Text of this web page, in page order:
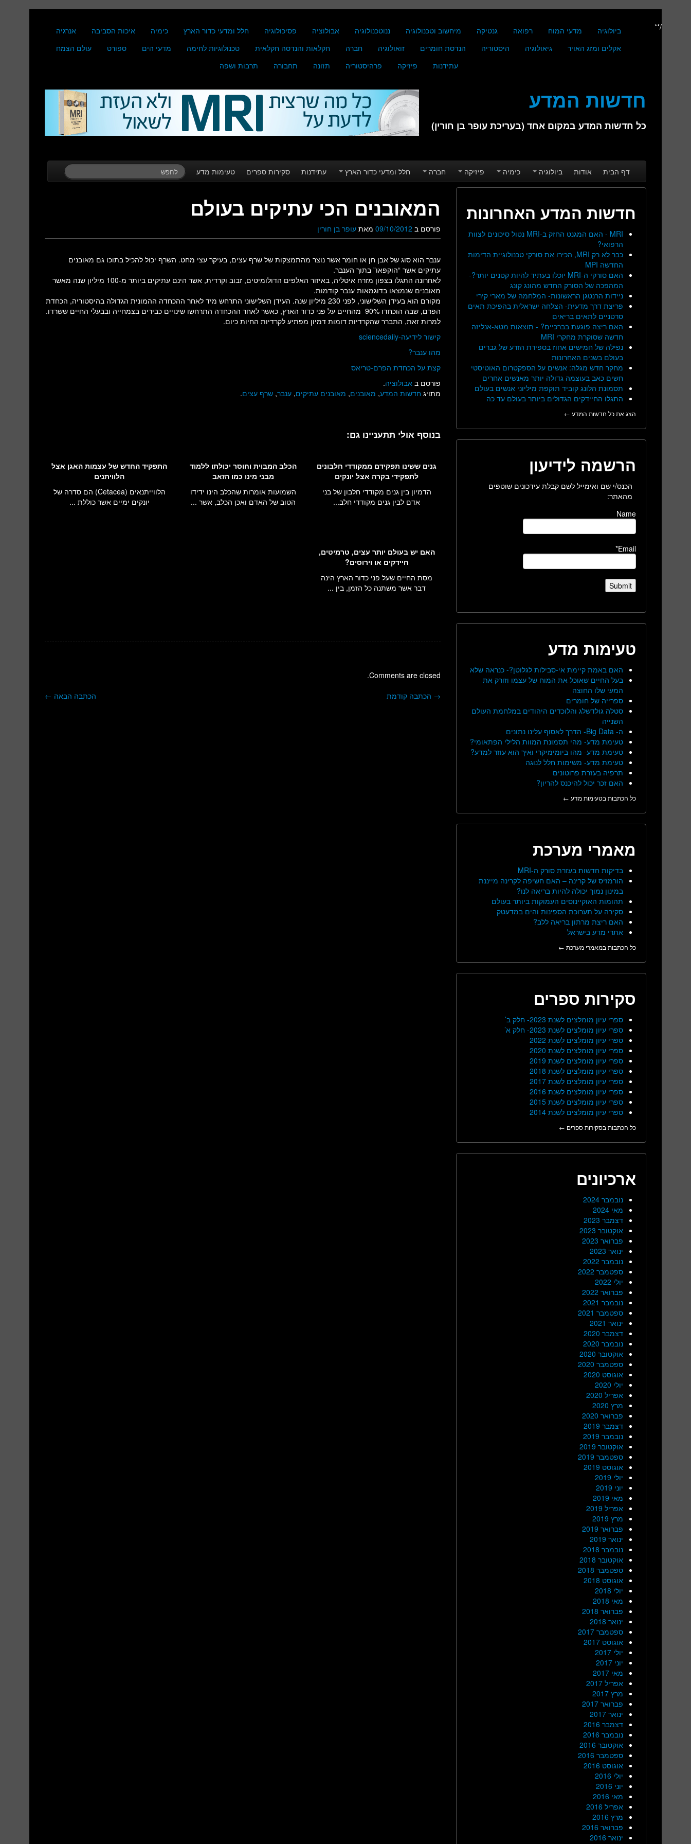
ביולוגיה מדעי המוח רפואה גנטיקה מיחשוב וטכנולוגיה ננוטכנולוגיה אבולוציה פסיכולוגיה חלל ומדעי כדור הארץ כימיה איכות הסביבה
אנרגיה
אקלים ומזג האויר
גיאולוגיה היסטוריה הנדסת חומרים זואולוגיה חברה חקלאות והנדסה חקלאית טכנולוגיות לחימה מדעי הים ספורט
עולם הצמח
עתידנות
פיזיקה פרהיסטוריה תזונה תחבורה תרבות ושפה
חדשות המדע
כל חדשות המדע במקום אחד (בעריכת עופר בן חורין)
Main menu
דף הבית אודות ביולוגיה כימיה פיזיקה חברה חלל ומדעי כדור הארץ עתידנות סקירות ספרים טעימות מדע
המאובנים הכי עתיקים בעולם
פורסם ב 09/10/2012 מאת עופר בן חורין
ענבר הוא סוג של אבן חן או חומר אשר נוצר מהתמצקות של שרף עצים, בעיקר עצי מחט. השרף יכול להכיל בתוכו גם מאובנים
עתיקים אשר “הוקפאו” בתוך הענבר.
לאחרונה התגלו בצפון מזרח איטליה, באיזור האלפים הדולומיטים, זבוב וקרדית, אשר הינם עתיקים ביותר מ-100 מיליון שנה מאשר
מאובנים שנמצאו בדוגמאות ענבר קודמות.
מקורם הוא בעידן השלישוני, לפני 230 מיליון שנה. העידן השלישוני התרחש מיד לאחר ההכחדה ההמונית הגדולה בהיסטוריה, הכחדת
הפרם, שבה הוכחדו 90% מהחיים על פני כדור הארץ, כאשר לאחר ההכחדה התרחשו שינויים כבירים בצמחייה ובבעלי החיים ששרדו.
למרות זאת, התברר שהקרדיות דומות דמיון מפתיע לקרדיות החיות כיום.
קישור לידיעה-sciencedaily
מהו ענבר?
קצת על הכחדת הפרם-טריאס
פורסם ב אבולוציה.
מתויג חדשות המדע, מאובנים, מאובנים עתיקים, ענבר, שרף עצים.
בנוסף אולי תתעניינו גם:
גנים ששינו תפקידם ממקודדי חלבונים
לתפקידי בקרה אצל יונקים
הדמיון בין גנים מקודדי חלבון של בני
אדם לבין גנים מקודדי חלב...
הכלב המבוית וחוסר יכולתו ללמוד
מבני מינו כמו הזאב
השמועות אומרות שהכלב הינו ידידו
הטוב של האדם ואכן הכלב, אשר ...
התפקיד החדש של עצמות האגן אצל
הלוויתנים
הלווייתנאים (Cetacea) הם סדרה של
יונקים ימיים אשר כוללת ...
האם יש בעולם יותר עצים, טרמיטים,
חיידקים או וירוסים?
מסת החיים שעל פני כדור הארץ הינה
דבר אשר משתנה כל הזמן, בין ...
Comments are closed.
ניווט בפוסטים הכתבה הבאה ← → הכתבה קודמת
חדשות המדע האחרונות
MRI - האם המגנט החזק ב-MRI נטול סיכונים לצוות
הרפואי?
כבר לא רק MRI, הכירו את סורקי טכנולוגיית הדימות
החדשה MPI
האם סורקי ה-MRI יוכלו בעתיד להיות קטנים יותר?-
המהפכה של הסורק החדש מהונג קונג
ניידות הרנטגן הראשונות- המלחמה של מארי קירי
פריצת דרך מדעית- הצלחה ישראלית בהפיכת תאים
סרטניים לתאים בריאים
האם ריצה פוגעת בברכיים? - תוצאות מטא-אנליזה
חדשה שסוקרת מחקרי MRI
נפילה של חמישים אחוז בספירת הזרע של גברים
בעולם בשנים האחרונות
מחקר חדש מגלה: אנשים על הספקטרום האוטיסטי
חשים כאב בעוצמה גדולה יותר מאנשים אחרים
תסמונת הלונג קוביד תוקפת מיליוני אנשים בעולם
התגלו החיידקים הגדולים ביותר בעולם עד כה
הצג את כל חדשות המדע ←
הרשמה לידיעון
הכנס/י שם ואימייל לשם קבלת עידכונים שוטפים
מהאתר:
Name
Email*
טעימות מדע
האם באמת קיימת אי-סבילות לגלוטן?- כנראה שלא
בעל החיים שאוכל את המוח של עצמו וזורק את
המעי שלו החוצה
ספרייה של חומרים
סטלה גולדשלג והלוכדים היהודים במלחמת העולם
השנייה
ה- Big Data- הדרך לאסוף עלינו נתונים
טעימת מדע- מהי תסמונת המוות הלילי הפתאומי?
טעימת מדע- מהו ביומימיקרי ואיך הוא עוזר למדע?
טעימת מדע- משימות חלל לנוגה
תרפיה בעזרת פרוטונים
האם זכר יכול להיכנס להריון?
כל הכתבות בטעימות מדע ←
מאמרי מערכת
בדיקות חדשות בעזרת סורק ה-MRI
הורמזיס של קרינה – האם חשיפה לקרינה מייננת
במינון נמוך יכולה להיות בריאה לנו?
תהומות האוקיינוסים העמוקות ביותר בעולם
סקירה על תערוכת הספינות והים במדעטק
האם ריצת מרתון בריאה ללב?
אתרי מדע בישראל
כל הכתבות במאמרי מערכת ←
סקירות ספרים
ספרי עיון מומלצים לשנת 2023- חלק ב’
ספרי עיון מומלצים לשנת 2023- חלק א’
ספרי עיון מומלצים לשנת 2022
ספרי עיון מומלצים לשנת 2020
ספרי עיון מומלצים לשנת 2019
ספרי עיון מומלצים לשנת 2018
ספרי עיון מומלצים לשנת 2017
ספרי עיון מומלצים לשנת 2016
ספרי עיון מומלצים לשנת 2015
ספרי עיון מומלצים לשנת 2014
כל הכתבות בסקירות ספרים ←
ארכיונים
נובמבר 2024
מאי 2024
דצמבר 2023
אוקטובר 2023
פברואר 2023
ינואר 2023
נובמבר 2022
ספטמבר 2022
יולי 2022
פברואר 2022
נובמבר 2021
ספטמבר 2021
ינואר 2021
דצמבר 2020
נובמבר 2020
אוקטובר 2020
ספטמבר 2020
אוגוסט 2020
יולי 2020
אפריל 2020
מרץ 2020
פברואר 2020
דצמבר 2019
נובמבר 2019
אוקטובר 2019
ספטמבר 2019
אוגוסט 2019
יולי 2019
יוני 2019
מאי 2019
אפריל 2019
מרץ 2019
פברואר 2019
ינואר 2019
נובמבר 2018
אוקטובר 2018
ספטמבר 2018
אוגוסט 2018
יולי 2018
מאי 2018
פברואר 2018
ינואר 2018
ספטמבר 2017
אוגוסט 2017
יולי 2017
יוני 2017
מאי 2017
אפריל 2017
מרץ 2017
פברואר 2017
ינואר 2017
דצמבר 2016
נובמבר 2016
אוקטובר 2016
ספטמבר 2016
אוגוסט 2016
יולי 2016
יוני 2016
מאי 2016
אפריל 2016
מרץ 2016
פברואר 2016
ינואר 2016
/**